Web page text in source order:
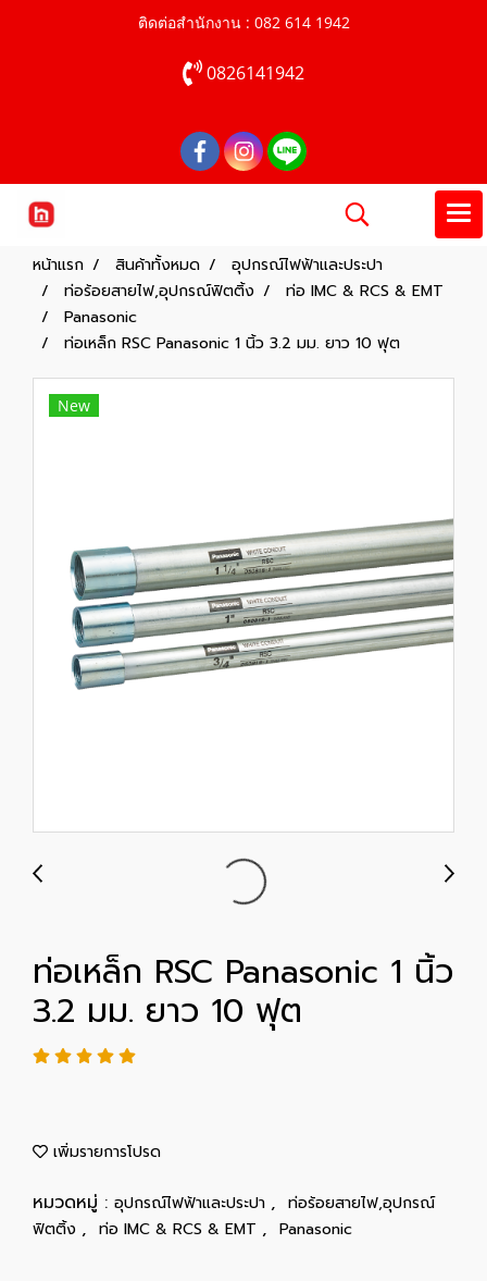
ติดต่อสำนักงาน : 082 614 1942
0826141942
หน้าแรก สินค้าทั้งหมด
อุปกรณ์ไฟฟ้าและประปา
ท่อร้อยสายไฟ,อุปกรณ์ฟิตติ้ง
ท่อ IMC & RCS & EMT
Panasonic
ท่อเหล็ก RSC Panasonic 1 นิ้ว 3.2 มม. ยาว 10 ฟุต
New
ท่อเหล็ก RSC Panasonic 1 นิ้ว
3.2 มม. ยาว 10 ฟุต
เพิ่มรายการโปรด
หมวดหมู่ : อุปกรณ์ไฟฟ้าและประปา , ท่อร้อยสายไฟ,อุปกรณ์
ฟิตติ้ง , ท่อ IMC & RCS & EMT , Panasonic